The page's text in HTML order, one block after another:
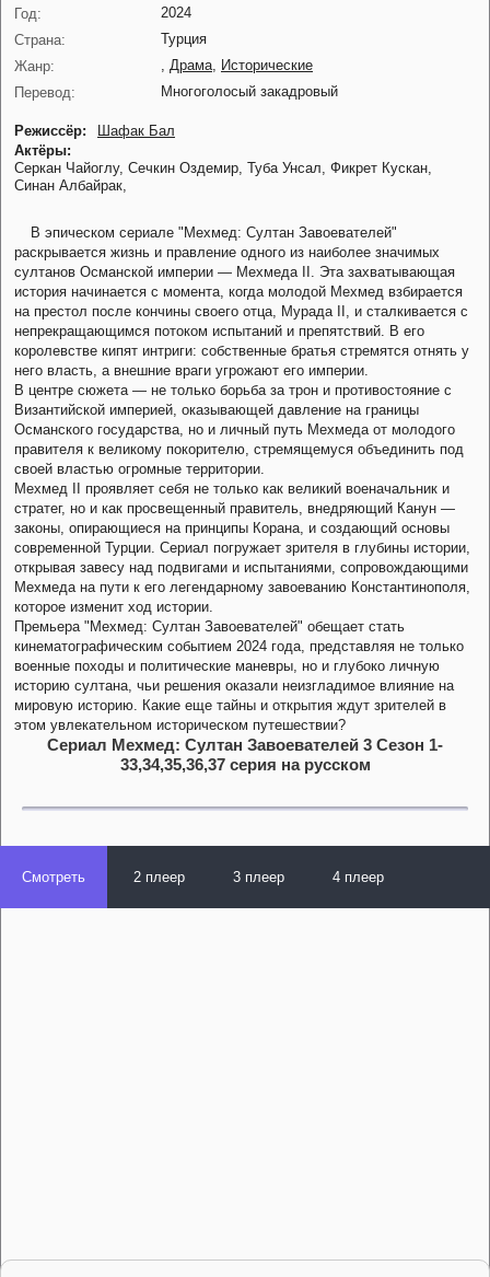
Год:
2024
Страна:
Турция
Жанр:
Драма
Исторические
Перевод:
Многоголосый закадровый
Режиссёр:
Шафак Бал
Актёры:
Серкан Чайоглу, Сечкин Оздемир, Туба Унсал, Фикрет Кускан,
Синан Албайрак,
В эпическом сериале "Мехмед: Султан Завоевателей"
раскрывается жизнь и правление одного из наиболее значимых
султанов Османской империи — Мехмеда II. Эта захватывающая
история начинается с момента, когда молодой Мехмед взбирается
на престол после кончины своего отца, Мурада II, и сталкивается с
непрекращающимся потоком испытаний и препятствий. В его
королевстве кипят интриги: собственные братья стремятся отнять у
него власть, а внешние враги угрожают его империи.
В центре сюжета — не только борьба за трон и противостояние с
Византийской империей, оказывающей давление на границы
Османского государства, но и личный путь Мехмеда от молодого
правителя к великому покорителю, стремящемуся объединить под
своей властью огромные территории.
Мехмед II проявляет себя не только как великий военачальник и
стратег, но и как просвещенный правитель, внедряющий Канун —
законы, опирающиеся на принципы Корана, и создающий основы
современной Турции. Сериал погружает зрителя в глубины истории,
открывая завесу над подвигами и испытаниями, сопровождающими
Мехмеда на пути к его легендарному завоеванию Константинополя,
которое изменит ход истории.
Премьера "Мехмед: Султан Завоевателей" обещает стать
кинематографическим событием 2024 года, представляя не только
военные походы и политические маневры, но и глубоко личную
историю султана, чьи решения оказали неизгладимое влияние на
мировую историю. Какие еще тайны и открытия ждут зрителей в
этом увлекательном историческом путешествии?
Сериал Мехмед: Султан Завоевателей 3 Сезон 1-
33,34,35,36,37 серия на русском
Смотреть 2 плеер 3 плеер 4 плеер